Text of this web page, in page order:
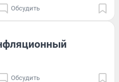
Обсудить
Обсудить